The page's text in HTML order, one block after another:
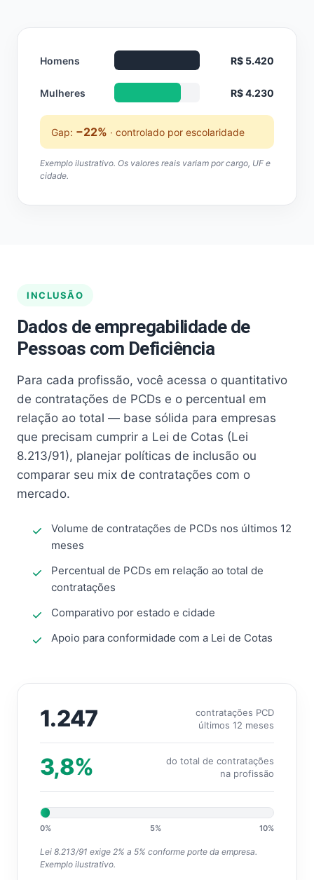
Homens R$ 5.420
Mulheres R$ 4.230
Gap: −22% · controlado por escolaridade
Exemplo ilustrativo. Os valores reais variam por cargo, UF e
cidade.
INCLUSÃO
Dados de empregabilidade de
Pessoas com Deficiência
Para cada profissão, você acessa o quantitativo
de contratações de PCDs e o percentual em
relação ao total — base sólida para empresas
que precisam cumprir a Lei de Cotas (Lei
8.213/91), planejar políticas de inclusão ou
comparar seu mix de contratações com o
mercado.
Volume de contratações de PCDs nos últimos 12
meses
Percentual de PCDs em relação ao total de
contratações
Comparativo por estado e cidade
Apoio para conformidade com a Lei de Cotas
1.247
contratações PCD
últimos 12 meses
3,8%
do total de contratações
na profissão
0% 5% 10%
Lei 8.213/91 exige 2% a 5% conforme porte da empresa.
Exemplo ilustrativo.